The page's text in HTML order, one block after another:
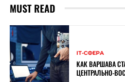
MUST READ
ІТ-СФЕРА
КАК ВАРШАВА
ЦЕНТРАЛЬНО-